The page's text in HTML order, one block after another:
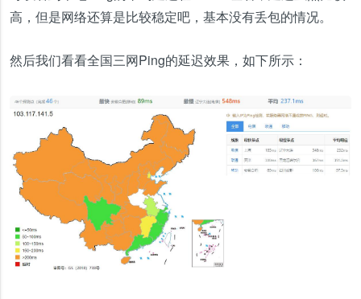
高，但是网络还算是比较稳定吧，基本没有丢包的情况。
然后我们看看全国三网Ping的延迟效果，如下所示：